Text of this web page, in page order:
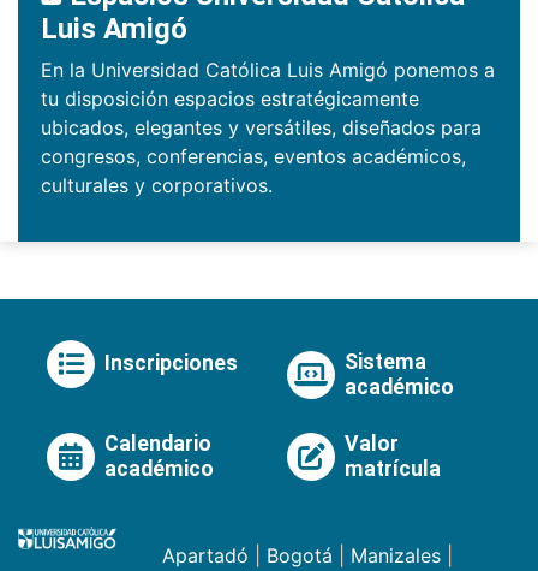
Luis Amigó
En la Universidad Católica Luis Amigó ponemos a
tu disposición espacios estratégicamente
ubicados, elegantes y versátiles, diseñados para
congresos, conferencias, eventos académicos,
culturales y corporativos.
Inscripciones
Sistema
académico
Calendario
académico
Valor
matrícula
Apartadó Bogotá Manizales